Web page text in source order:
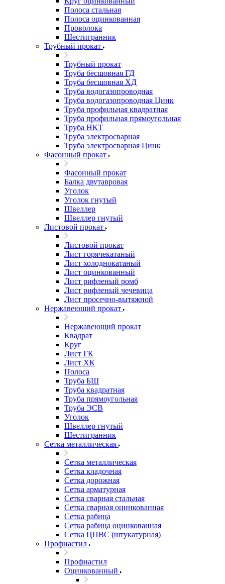
Полоса стальная
Полоса оцинкованная
Проволока
Шестигранник
Трубный прокат
Трубный прокат
Труба бесшовная ГД
Труба бесшовная ХД
Труба водогазопроводная
Труба водогазопроводная Цинк
Труба профильная квадратная
Труба профильная прямоугольная
Труба НКТ
Труба электросварная
Труба электросварная Цинк
Фасонный прокат
Фасонный прокат
Балка двутавровая
Уголок
Уголок гнутый
Швеллер
Швеллер гнутый
Листовой прокат
Листовой прокат
Лист горячекатаный
Лист холоднокатаный
Лист оцинкованный
Лист рифленый ромб
Лист рифленый чечевица
Лист просечно-вытяжной
Нержавеющий прокат
Нержавеющий прокат
Квадрат
Круг
Лист ГК
Лист ХК
Полоса
Труба БШ
Труба квадратная
Труба прямоугольная
Труба ЭСВ
Уголок
Швеллер гнутый
Шестигранник
Сетка металлическая
Сетка металлическая
Сетка кладочная
Сетка дорожная
Сетка арматурная
Сетка сварная стальная
Сетка сварная оцинкованная
Сетка рабица
Сетка рабица оцинкованная
Сетка ЦПВС (штукатурная)
Профнастил
Профнастил
Оцинкованный